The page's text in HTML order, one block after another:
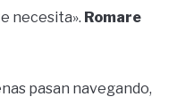
necesita». Romare
pasan navegando,